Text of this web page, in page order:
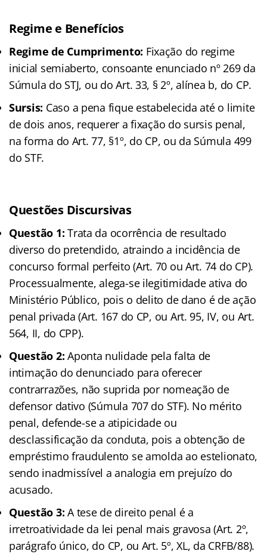
Regime e Benefícios
Regime de Cumprimento: Fixação do regime
inicial semiaberto, consoante enunciado nº 269 da
Súmula do STJ, ou do Art. 33, § 2º, alínea b, do CP.
Sursis: Caso a pena fique estabelecida até o limite
de dois anos, requerer a fixação do sursis penal,
na forma do Art. 77, §1º, do CP, ou da Súmula 499
do STF.
Questões Discursivas
Questão 1: Trata da ocorrência de resultado
diverso do pretendido, atraindo a incidência de
concurso formal perfeito (Art. 70 ou Art. 74 do CP).
Processualmente, alega-se ilegitimidade ativa do
Ministério Público, pois o delito de dano é de ação
penal privada (Art. 167 do CP, ou Art. 95, IV, ou Art.
564, II, do CPP).
Questão 2: Aponta nulidade pela falta de
intimação do denunciado para oferecer
contrarrazões, não suprida por nomeação de
defensor dativo (Súmula 707 do STF). No mérito
penal, defende-se a atipicidade ou
desclassificação da conduta, pois a obtenção de
empréstimo fraudulento se amolda ao estelionato,
sendo inadmissível a analogia em prejuízo do
acusado.
Questão 3: A tese de direito penal é a
irretroatividade da lei penal mais gravosa (Art. 2º,
parágrafo único, do CP, ou Art. 5º, XL, da CRFB/88).